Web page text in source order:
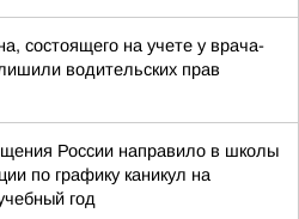
состоящего на учете у врача-
водительских прав
России направило в школы
по графику каникул на
год